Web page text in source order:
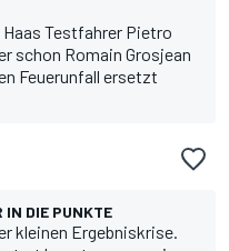
Haas Testfahrer Pietro
schon Romain Grosjean
Feuerunfall ersetzt
IN DIE PUNKTE
kleinen Ergebniskrise.